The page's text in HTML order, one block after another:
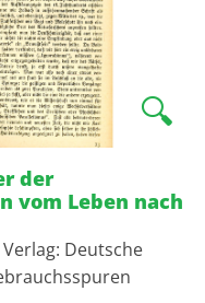
🔍
der
vom Leben nach
Deutsche